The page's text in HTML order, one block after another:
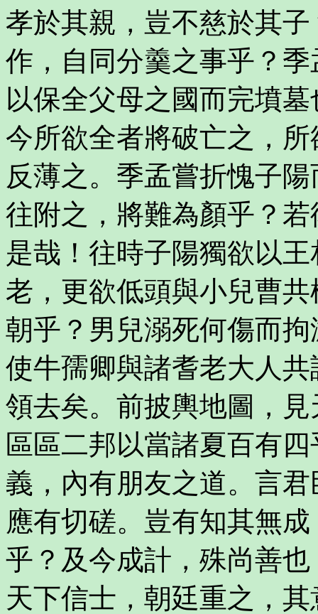
孝於其親，豈不慈於其
作，自同分羹之事乎？
以保全父母之國而完墳
今所欲全者將破亡之，
反薄之。季孟嘗折愧子
往附之，將難為顏乎？
是哉！往時子陽獨欲以
老，更欲低頭與小兒曹
朝乎？男兒溺死何傷而
使牛孺卿與諸耆老大人
領去矣。前披輿地圖，
區區二邦以當諸夏百有
義，內有朋友之道。言
應有切磋。豈有知其無
乎？及今成計，殊尚善
天下信士，朝廷重之，